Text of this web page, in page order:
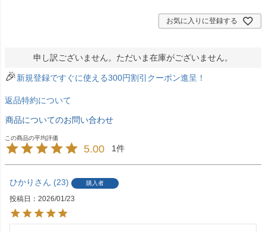
お気に入りに登録する
申し訳ございません。ただいま在庫がございません。
🎉新規登録ですぐに使える300円割引クーポン進呈！
返品特約について
商品についてのお問い合わせ
5.00 1
ひかり 23 購入者
投稿日 2026/01/23